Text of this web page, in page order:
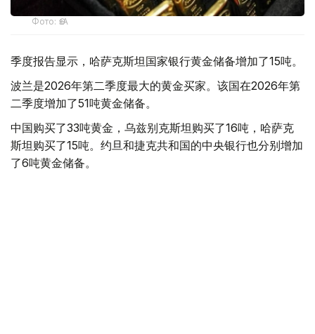
Фото: ӨзА
季度报告显示，哈萨克斯坦国家银行黄金储备增加了15吨。
波兰是2026年第二季度最大的黄金买家。该国在2026年第
二季度增加了51吨黄金储备。
中国购买了33吨黄金，乌兹别克斯坦购买了16吨，哈萨克
斯坦购买了15吨。约旦和捷克共和国的中央银行也分别增加
了6吨黄金储备。